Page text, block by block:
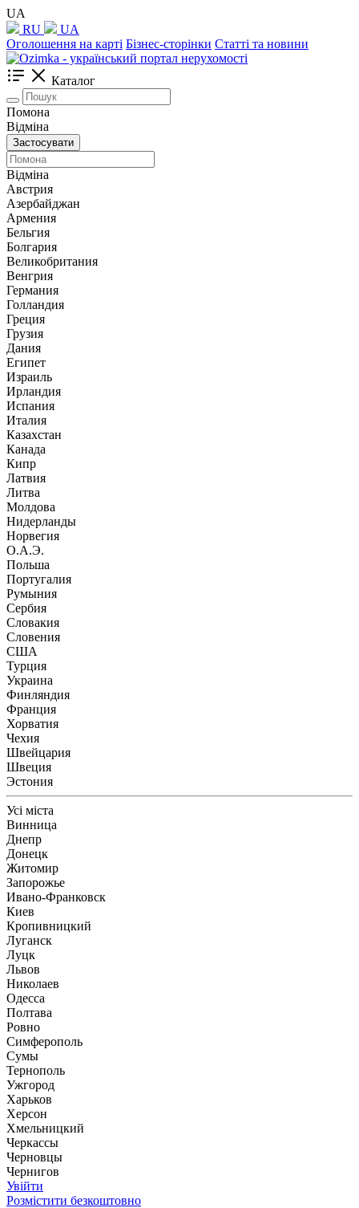
UA
RU
UA
Оголошення на карті Бізнес-сторінки Статті та новини
Каталог
Помона
Відміна
Застосувати
Відміна
Австрия
Азербайджан
Армения
Бельгия
Болгария
Великобритания
Венгрия
Германия
Голландия
Греция
Грузия
Дания
Египет
Израиль
Ирландия
Испания
Италия
Казахстан
Канада
Кипр
Латвия
Литва
Молдова
Нидерланды
Норвегия
О.А.Э.
Польша
Португалия
Румыния
Сербия
Словакия
Словения
США
Турция
Украина
Финляндия
Франция
Хорватия
Чехия
Швейцария
Швеция
Эстония
Усі міста
Винница
Днепр
Донецк
Житомир
Запорожье
Ивано-Франковск
Киев
Кропивницкий
Луганск
Луцк
Львов
Николаев
Одесса
Полтава
Ровно
Симферополь
Сумы
Тернополь
Ужгород
Харьков
Херсон
Хмельницкий
Черкассы
Чернoвцы
Чернигов
Увійти
Розмістити безкоштовно